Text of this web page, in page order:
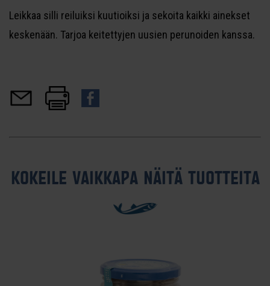
Leikkaa silli reiluiksi kuutioiksi ja sekoita kaikki ainekset
keskenään. Tarjoa keitettyjen uusien perunoiden kanssa.
KOKEILE VAIKKAPA NÄITÄ TUOTTEITA